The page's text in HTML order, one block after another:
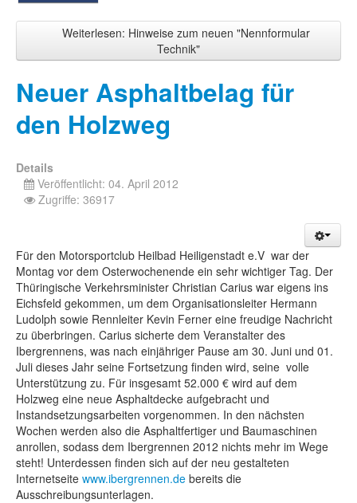
Weiterlesen: Hinweise zum neuen "Nennformular
Technik"
Neuer Asphaltbelag für
den Holzweg
Details
Veröffentlicht: 04. April 2012
Zugriffe: 36917
Für den Motorsportclub Heilbad Heiligenstadt e.V war der
Montag vor dem Osterwochenende ein sehr wichtiger Tag. Der
Thüringische Verkehrsminister Christian Carius war eigens ins
Eichsfeld gekommen, um dem Organisationsleiter Hermann
Ludolph sowie Rennleiter Kevin Ferner eine freudige Nachricht
zu überbringen. Carius sicherte dem Veranstalter des
Ibergrennens, was nach einjähriger Pause am 30. Juni und 01.
Juli dieses Jahr seine Fortsetzung finden wird, seine volle
Unterstützung zu. Für insgesamt 52.000 € wird auf dem
Holzweg eine neue Asphaltdecke aufgebracht und
Instandsetzungsarbeiten vorgenommen. In den nächsten
Wochen werden also die Asphaltfertiger und Baumaschinen
anrollen, sodass dem Ibergrennen 2012 nichts mehr im Wege
steht! Unterdessen finden sich auf der neu gestalteten
Internetseite www.ibergrennen.de bereits die
Ausschreibungsunterlagen.